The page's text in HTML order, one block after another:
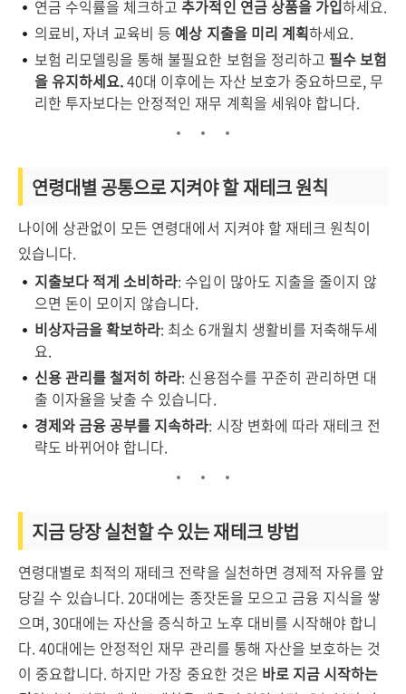
연금 수익률을 체크하고추가적인 연금 상품을 가입하세요.
의료비, 자녀 교육비 등 예상 지출을 미리 계획하세요.
보험 리모델링을 통해 불필요한 보험을 정리하고 필수 보험
을 유지하세요.40대 이후에는 자산 보호가 중요하므로, 무
리한 투자보다는 안정적인 재무 계획을 세워야 합니다.
연령대별 공통으로 지켜야 할 재테크 원칙
나이에 상관없이 모든 연령대에서 지켜야 할 재테크 원칙이
있습니다.
지출보다 적게 소비하라: 수입이 많아도 지출을 줄이지 않
으면 돈이 모이지 않습니다.
비상자금을 확보하라: 최소 6개월치 생활비를 저축해두세
요.
신용 관리를 철저히 하라: 신용점수를 꾸준히 관리하면 대
출 이자율을 낮출 수 있습니다.
경제와 금융 공부를 지속하라: 시장 변화에 따라 재테크 전
략도 바뀌어야 합니다.
지금 당장 실천할 수 있는 재테크 방법
연령대별로 최적의 재테크 전략을 실천하면 경제적 자유를 앞
당길 수 있습니다.20대에는 종잣돈을 모으고 금융 지식을 쌓
으며, 30대에는 자산을 증식하고 노후 대비를 시작해야 합니
다. 40대에는 안정적인 재무 관리를 통해 자산을 보호하는 것
이 중요합니다.하지만 가장 중요한 것은 바로 지금 시작하는